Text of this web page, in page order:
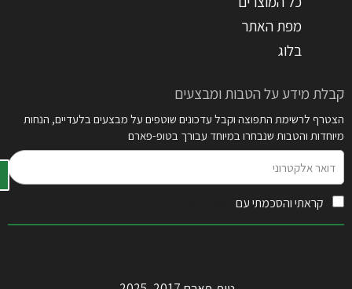
מפת האתר
בלוג
קבלת מידע על הטבות ומבצעים
הצטרף לרשימת התפוצה וקבל עדכונים שוטפים על מבצעים בלעדיים, הנחות
מיוחדות והטבות שנבחרו במיוחד עבורך בטופ-פארם
אלקטרוני
קראתי והסכמתי עם